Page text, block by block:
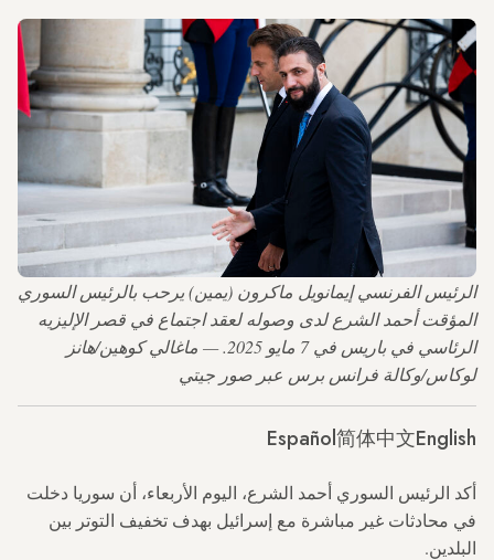
الرئيس الفرنسي إيمانويل ماكرون (يمين) يرحب بالرئيس السوري
المؤقت أحمد الشرع لدى وصوله لعقد اجتماع في قصر الإليزيه
الرئاسي في باريس في 7 مايو 2025. — ماغالي كوهين/هانز
لوكاس/وكالة فرانس برس عبر صور جيتي
English
简体中文
Español
أكد الرئيس السوري أحمد الشرع، اليوم الأربعاء، أن سوريا دخلت
في محادثات غير مباشرة مع إسرائيل بهدف تخفيف التوتر بين
البلدين.